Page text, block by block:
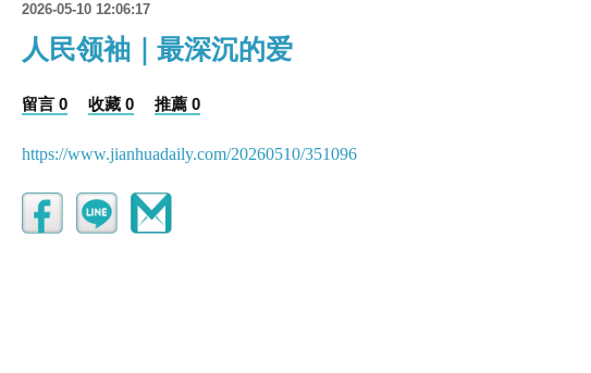
2026-05-10 12:06:17
人民领袖｜最深沉的爱
留言 0 收藏 0 推薦 0
https://www.jianhuadaily.com/20260510/351096